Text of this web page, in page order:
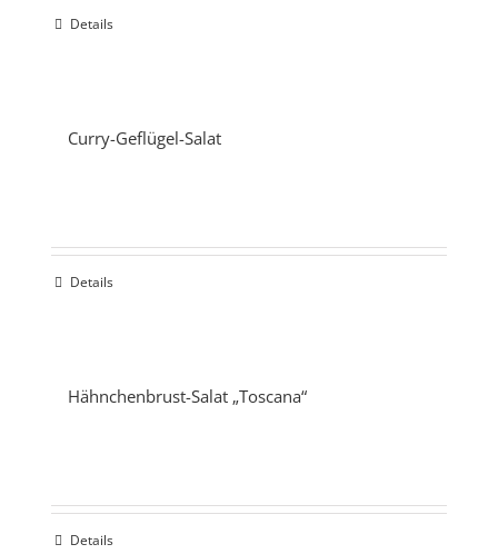
Details
Curry-Geflügel-Salat
Details
Hähnchenbrust-Salat „Toscana“
Details